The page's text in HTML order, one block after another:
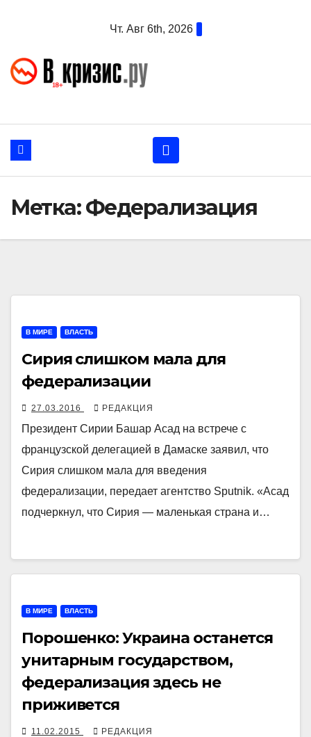
Чт. Авг 6th, 2026
Метка:Федерализация
В МИРЕ ВЛАСТЬ
Сирия слишком мала для
федерализации
27.03.2016 РЕДАКЦИЯ
Президент Сирии Башар Асад на встрече с
французской делегацией в Дамаске заявил, что
Сирия слишком мала для введения
федерализации, передает агентство Sputnik. «Асад
подчеркнул, что Сирия — маленькая страна и…
В МИРЕ ВЛАСТЬ
Порошенко: Украина останется
унитарным государством,
федерализация здесь не
приживется
11.02.2015 РЕДАКЦИЯ